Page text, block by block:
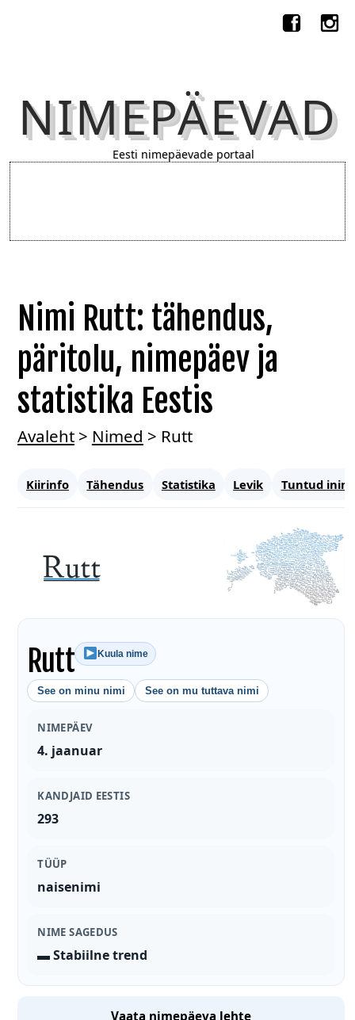
NIMEPÄEVAD
Eesti nimepäevade portaal
Nimi Rutt: tähendus,
päritolu, nimepäev ja
statistika Eestis
Avaleht> Nimed > Rutt
Kiirinfo Tähendus Statistika Levik Tuntud
Rutt Kuula nime
See on minu nimi See on mu tuttava nimi
NIMEPÄEV
4. jaanuar
KANDJAID EESTIS
293
TÜÜP
naisenimi
NIME SAGEDUS
▬ Stabiilne trend
Vaata nimepäeva lehte